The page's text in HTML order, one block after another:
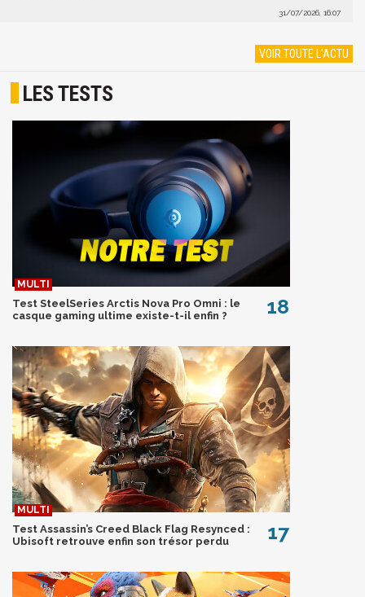
31/07/2026, 16:07
VOIR TOUTE L'ACTU
LES TESTS
18
Test SteelSeries Arctis Nova Pro Omni : le
casque gaming ultime existe-t-il enfin ?
17
Test Assassin’s Creed Black Flag Resynced :
Ubisoft retrouve enfin son trésor perdu